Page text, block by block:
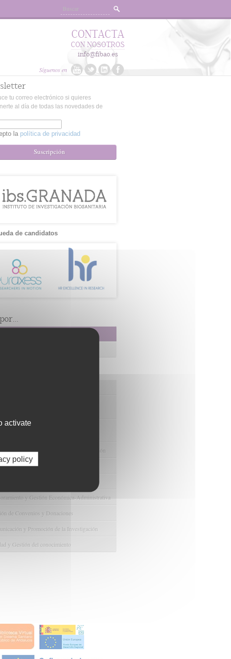
Síguenos en
CONTACTA
CON NOSOTROS
info@fibao.es
tu correo electrónico si quieres
al día de todas las novedades de
la política de privacidad
Suscripción
de candidatos
de la Innovación y la Transferencia
de Ayudas y Oportunidad de Financiación
Metodológico y/o Estadístico
y Gestión Económica-Administrativa
de Convenios y Donaciones
y Promoción de la Investigación
y Gestión del conocimiento
activate
policy